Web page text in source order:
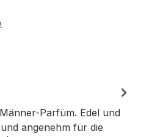
Parfüm. Edel und
angenehm für die